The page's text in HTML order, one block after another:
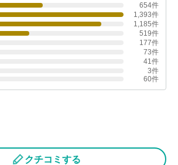
654件
1,393件
1,185件
519件
177件
73件
41件
3件
60件
クチコミする